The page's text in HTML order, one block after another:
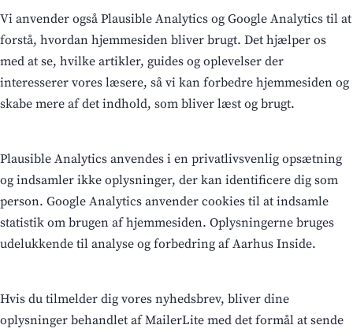
Vi anvender også Plausible Analytics og Google Analytics til at
forstå, hvordan hjemmesiden bliver brugt. Det hjælper os
med at se, hvilke artikler, guides og oplevelser der
interesserer vores læsere, så vi kan forbedre hjemmesiden og
skabe mere af det indhold, som bliver læst og brugt.
Plausible Analytics anvendes i en privatlivsvenlig opsætning
og indsamler ikke oplysninger, der kan identificere dig som
person. Google Analytics anvender cookies til at indsamle
statistik om brugen af hjemmesiden. Oplysningerne bruges
udelukkende til analyse og forbedring af Aarhus Inside.
Hvis du tilmelder dig vores nyhedsbrev, bliver dine
oplysninger behandlet af MailerLite med det formål at sende